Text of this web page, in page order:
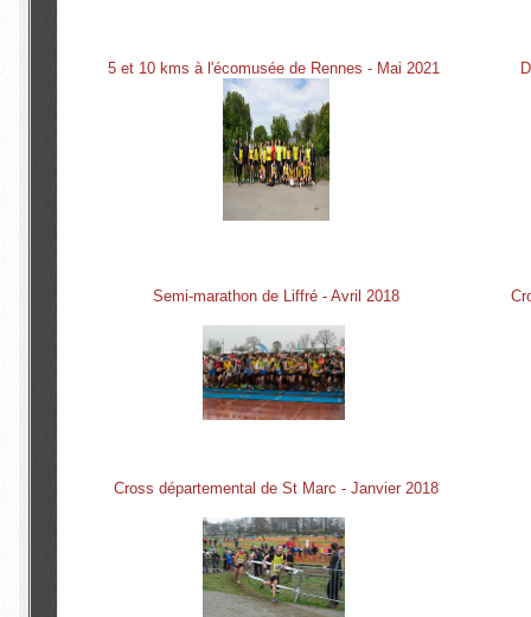
5 et 10 kms à l'écomusée de Rennes - Mai 2021
Semi-marathon de Liffré - Avril 2018
Cross départemental de St Marc - Janvier 2018